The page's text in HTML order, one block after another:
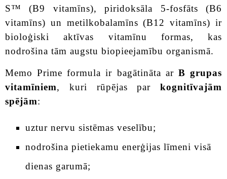
S™ (B9 vitamīns), piridoksāla 5-fosfāts (B6
vitamīns) un metilkobalamīns (B12 vitamīns) ir
bioloģiski aktīvas vitamīnu formas, kas
nodrošina tām augstu biopieejamību organismā.
Memo Prime formula ir bagātināta ar В grupas
vitamīniem, kuri rūpējas par kognitīvajām
spējām:
uztur nervu sistēmas veselību;
nodrošina pietiekamu enerģijas līmeni visā
dienas garumā;